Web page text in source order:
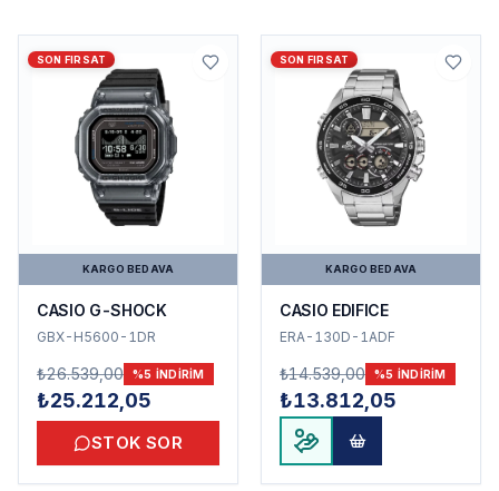
SON FIRSAT
KARGO BEDAVA
CASIO G-SHOCK
GBX-H5600-1DR
₺26.539,00 %5 INDIRIM
₺25.212,05
STOK SOR
SON FIRSAT
KARGO BEDAVA
CASIO EDIFICE
ERA-130D-1ADF
₺14.539,00 %5 INDIRIM
₺13.812,05